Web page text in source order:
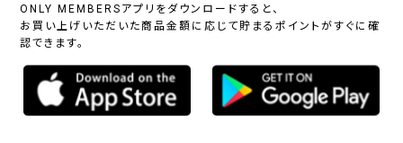
ONLY MEMBERSアプリをダウンロードすると、
お買い上げいただいた商品金額に応じて貯まるポイントがすぐに確
認できます。